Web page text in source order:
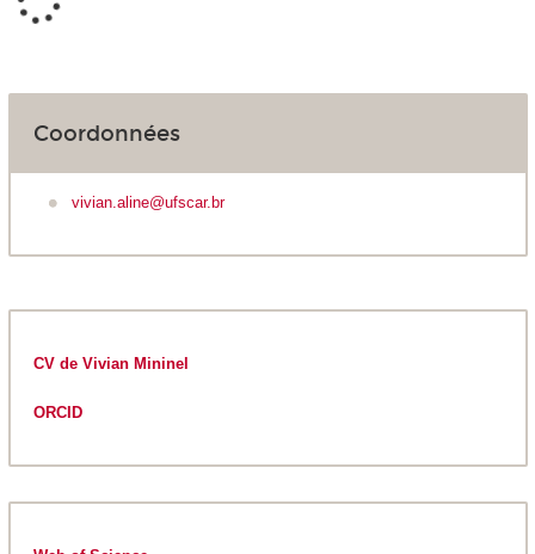
Coordonnées
vivian.aline@ufscar.br
CV de Vivian Mininel
ORCID